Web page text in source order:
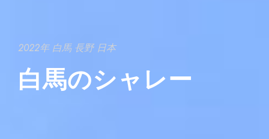
2022年 白馬 長野 日本
白馬のシャレー